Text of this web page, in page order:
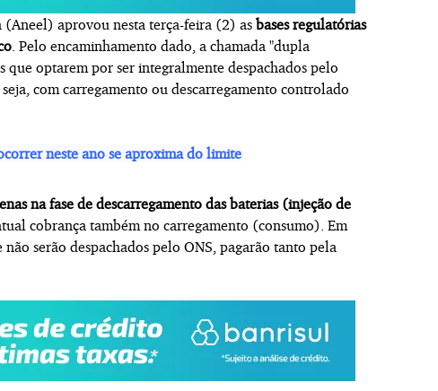
aprovou nesta terça-feira (2) as bases regulatórias
. Pelo encaminhamento dado, a chamada "dupla
que optarem por ser integralmente despachados pelo
com carregamento ou descarregamento controlado
neste ano se aproxima do limite
na fase de descarregamento das baterias (injeção de
cobrança também no carregamento (consumo). Em
serão despachados pelo ONS, pagarão tanto pela